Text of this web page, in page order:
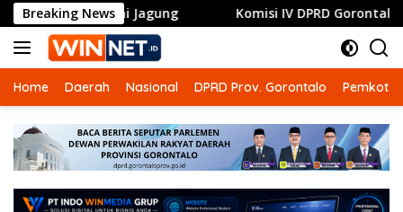
Langsung
ke
konten
Breaking News
Petani Jagung Komisi IV DPRD Gorontalo Dorong
Home Daerah Nasional DPRD Prov. Gorontalo Pemkot